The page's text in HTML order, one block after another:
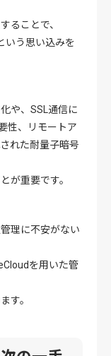
ることで、
いう思い込みを
や、SSL通信に
性、リモートア
れた耐量子暗号
が重要です。
理に不安がない
を用いた管
す。